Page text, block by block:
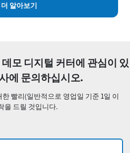
더 알아보기
모 디지털 커터에 관심이 있
에 문의하십시오.
빨리(일반적으로 영업일 기준 1일 이
을 드릴 것입니다.